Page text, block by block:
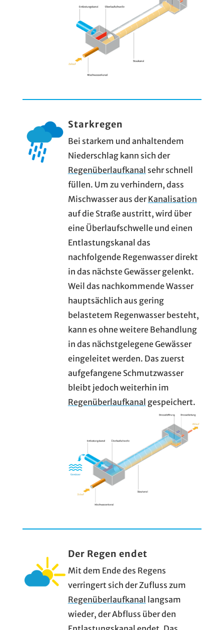
Starkregen
Bei starkem und anhaltendem
Niederschlag kann sich der
Regenüberlaufkanal sehr schnell
füllen. Um zu verhindern, dass
Mischwasser aus derKanalisation
auf die Straße austritt, wird über
eine Überlaufschwelle und einen
Entlastungskanal das
nachfolgende Regenwasser direkt
in das nächste Gewässer gelenkt.
Weil das nachkommende Wasser
hauptsächlich aus gering
belastetem Regenwasser besteht,
kann es ohne weitere Behandlung
in das nächstgelegene Gewässer
eingeleitet werden. Das zuerst
aufgefangene Schmutzwasser
bleibt jedoch weiterhin im
Regenüberlaufkanal gespeichert.
Der Regen endet
Mit dem Ende des Regens
verringert sich der Zufluss zum
Regenüberlaufkanal
langsam
wieder, der Abfluss über den